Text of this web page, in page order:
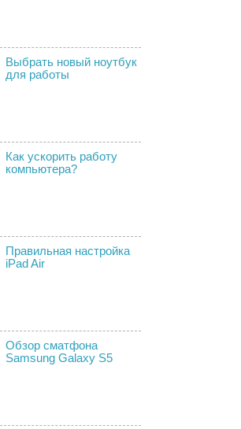
Выбрать новый ноутбук
для работы
Как ускорить работу
компьютера?
Правильная настройка
iPad Air
Обзор сматфона
Samsung Galaxy S5